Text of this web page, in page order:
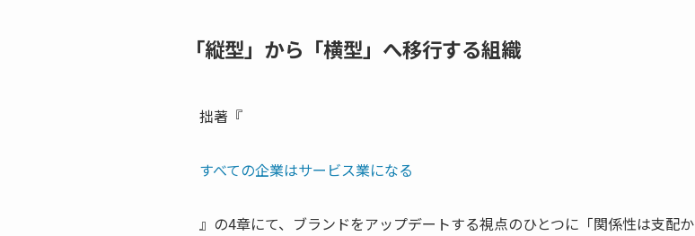
「縦型」から「横型」へ移行する組織
拙著『
すべての企業はサービス業になる
』の4章にて、ブランドをアップデートする視点のひとつに「関係性は支配か